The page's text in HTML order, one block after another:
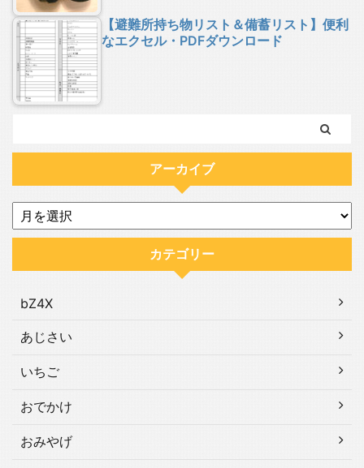
【避難所持ち物リスト＆備蓄リスト】便利
なエクセル・PDFダウンロード
アーカイブ
カテゴリー
bZ4X
あじさい
いちご
おでかけ
おみやげ